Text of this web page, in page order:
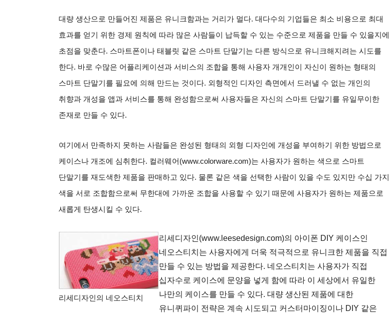
대량 생산으로 만들어진 제품은 유니크함과는 거리가 멀다. 대다수의 기업들은 최소 비용으로 최대
효과를 얻기 위한 경제 원칙에 따라 많은 사람들이 납득할 수 있는 수준으로 제품을 만들 수 있을지에
초점을 맞춘다. 스마트폰이나 태블릿 같은 스마트 단말기는 다른 방식으로 유니크해지려는 시도를
한다. 바로 수많은 어플리케이션과 서비스의 조합을 통해 사용자 개개인이 자신이 원하는 형태의
스마트 단말기를 필요에 의해 만드는 것이다. 외형적인 디자인 측면에서 드러낼 수 없는 개인의
취향과 개성을 앱과 서비스를 통해 완성함으로써 사용자들은 자신의 스마트 단말기를 유일무이한
존재로 만들 수 있다.
여기에서 만족하지 못하는 사람들은 완성된 형태의 외형 디자인에 개성을 부여하기 위한 방법으로
케이스나 개조에 심취한다. 컬러웨어(www.colorware.com)는 사용자가 원하는 색으로 스마트
단말기를 재도색한 제품을 판매하고 있다. 물론 같은 색을 선택한 사람이 있을 수도 있지만 수십 가지
색을 서로 조합함으로써 무한대에 가까운 조합을 사용할 수 있기 때문에 사용자가 원하는 제품으로
새롭게 탄생시킬 수 있다.
리세디자인의 네오스티치
리세디자인(www.leesedesign.com)의 아이폰 DIY 케이스인
네오스티치는 사용자에게 더욱 적극적으로 유니크한 제품을 직접
만들 수 있는 방법을 제공한다. 네오스티치는 사용자가 직접
십자수로 케이스에 문양을 넣게 함에 따라 이 세상에서 유일한
나만의 케이스를 만들 수 있다. 대량 생산된 제품에 대한
유니퀴파이 전략은 계속 시도되고 커스터마이징이나 DIY 같은